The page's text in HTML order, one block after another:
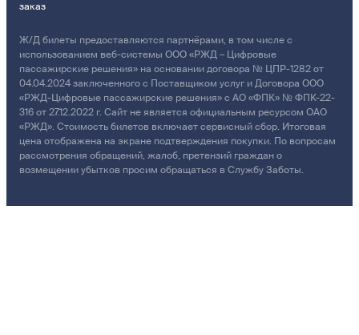
заказ
Ж/Д билеты предоставляются партнёрами, в том числе с
использованием веб-системы ООО «РЖД – Цифровые
пассажирские решения» на основании договора № ЦПР-1282 от
04.04.2024 заключенного с Поставщиком услуг и Договора ООО
«РЖД-Цифровые пассажирские решения» с АО «ФПК» № ФПК-22-
316 от 27.12.2022 г. Сайт не является официальным ресурсом ОАО
«РЖД». Стоимость билетов включает сервисный сбор. Итоговая
цена отображена на экране подтверждения покупки. По вопросам
рассмотрения обращений, жалоб, претензий граждан о
возмещении убытков просим обращаться в Службу Заботы.